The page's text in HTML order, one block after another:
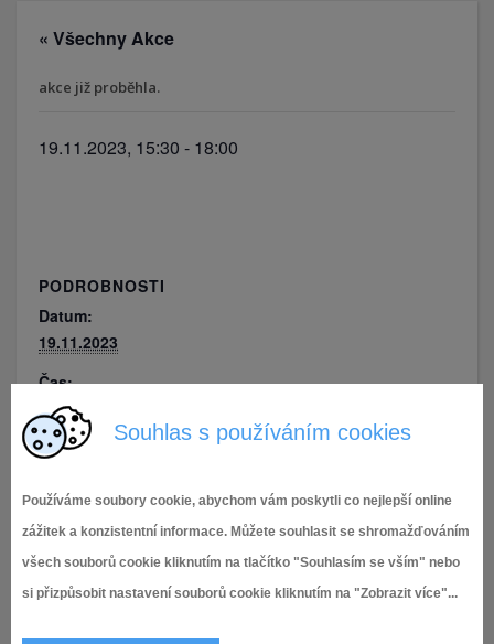
Souhlas s používáním cookies
Používáme soubory cookie, abychom vám poskytli co nejlepší online
zážitek a konzistentní informace. Můžete souhlasit se shromažďováním
všech souborů cookie kliknutím na tlačítko "Souhlasím se vším" nebo
si přizpůsobit nastavení souborů cookie kliknutím na "Zobrazit více"...
« Všechny Akce
akce již proběhla.
19.11.2023, 15:30 - 18:00
PODROBNOSTI
Datum:
19.11.2023
Čas:
15:30 - 18:00